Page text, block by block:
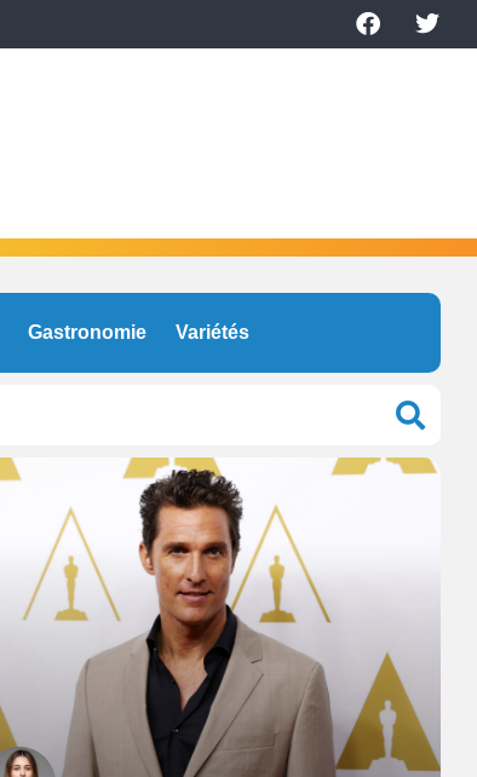
Gastronomie Variétés